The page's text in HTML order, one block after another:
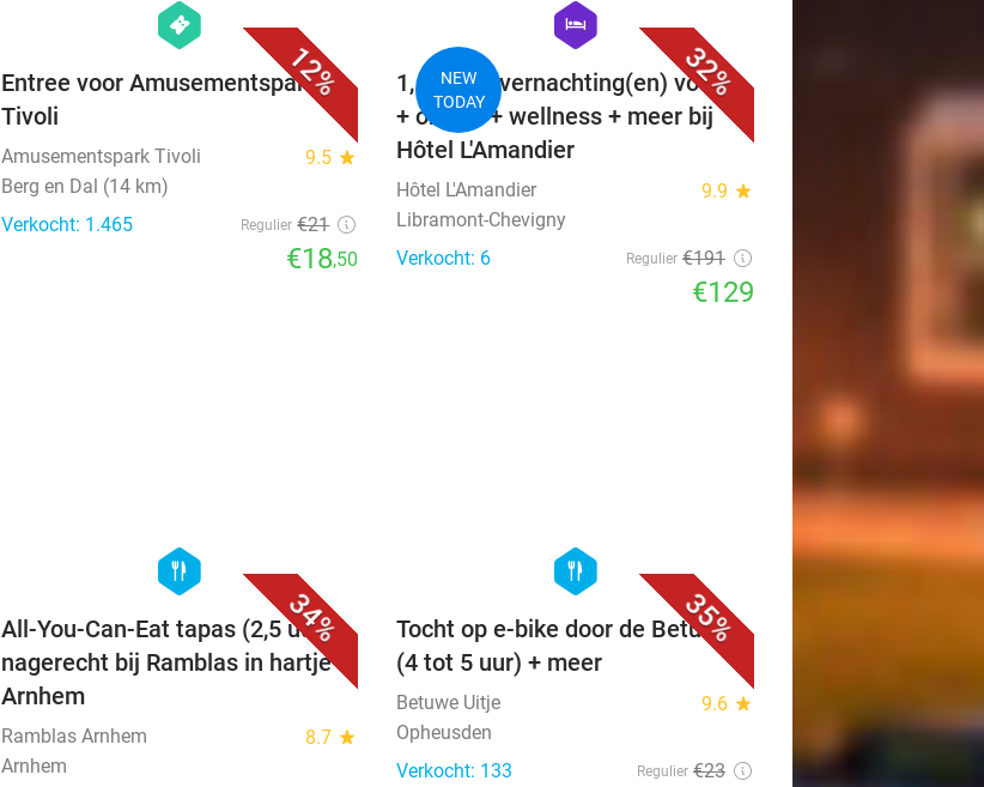
12%
hexagon
events
Entree voor Amusementspark
Tivoli
Amusementspark Tivoli 9.5 star
Berg en Dal (14 km)
Verkocht: 1.465
Regulier €21
€18,50
32%
NEW
TODAY
hexagon
hotel
1, 2 of 3 overnachting(en) voor 2
+ ontbijt + wellness + meer bij
Hôtel L'Amandier
Hôtel L'Amandier 9.9 star
Libramont-Chevigny
Verkocht: 6
Regulier €191
€129
34%
hexagon
food
All-You-Can-Eat tapas (2,5 uur) +
nagerecht bij Ramblas in hartje
Arnhem
Ramblas Arnhem 8.7 star
Arnhem
35%
hexagon
food
Tocht op e-bike door de Betuwe
(4 tot 5 uur) + meer
Betuwe Uitje 9.6 star
Opheusden
Verkocht: 133
Regulier €23